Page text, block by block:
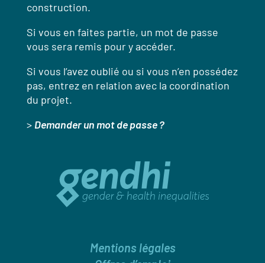
construction.
Si vous en faites partie, un mot de passe
vous sera remis pour y accéder.
Si vous l’avez oublié ou si vous n’en possédez
pas, entrez en relation avec la coordination
du projet.
> Demander un mot de passe ?
Mentions légales